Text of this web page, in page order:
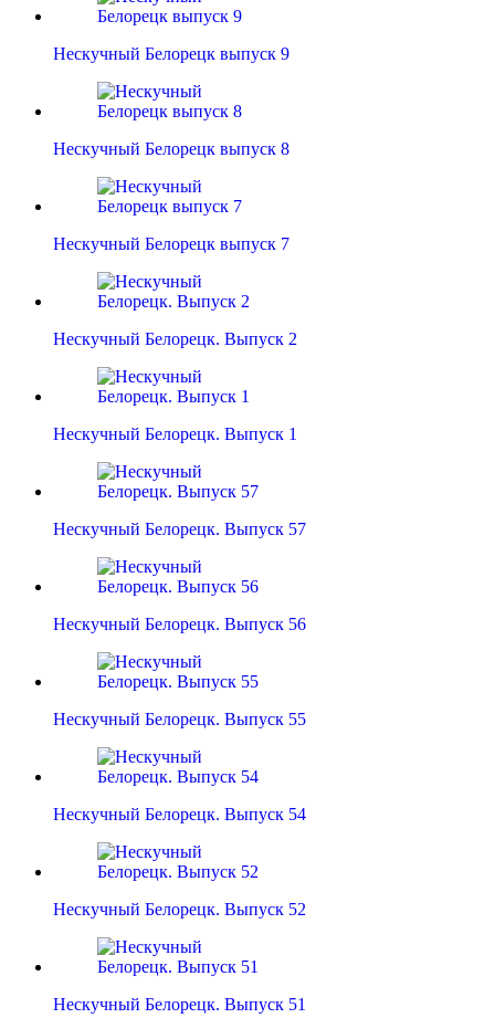
Нескучный Белорецк выпуск 9
Нескучный Белорецк выпуск 8
Нескучный Белорецк выпуск 7
Нескучный Белорецк. Выпуск 2
Нескучный Белорецк. Выпуск 1
Нескучный Белорецк. Выпуск 57
Нескучный Белорецк. Выпуск 56
Нескучный Белорецк. Выпуск 55
Нескучный Белорецк. Выпуск 54
Нескучный Белорецк. Выпуск 52
Нескучный Белорецк. Выпуск 51